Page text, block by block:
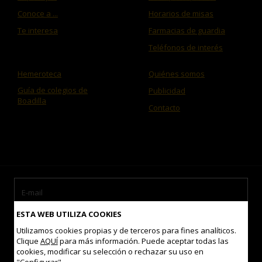
Conoce a ...
Te interesa
Horarios de misas
Farmacias de guardia
Teléfonos de interés
Hemeroteca
Guía de colegios de
Boadilla
Quiénes somos
Publicidad
Contacto
Acepto lascondiciones de uso
ESTA WEB UTILIZA COOKIES
Utilizamos cookies propias y de terceros para fines analíticos.
Clique AQUÍpara más información. Puede aceptar todas las
cookies, modificar su selección o rechazar su uso en